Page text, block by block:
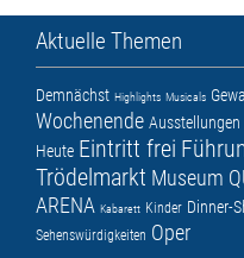
Aktuelle Themen
Demnächst Highlights Musicals
Wochenende Ausstellungen
Heute Eintritt frei
Trödelmarkt Museum
ARENA Kabarett Kinder Dinner-
Sehenswürdigkeiten Oper